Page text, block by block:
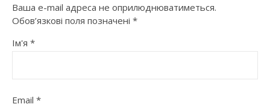
Ваша e-mail адреса не оприлюднюватиметься.
Обов’язкові поля позначені *
Ім'я *
Email *